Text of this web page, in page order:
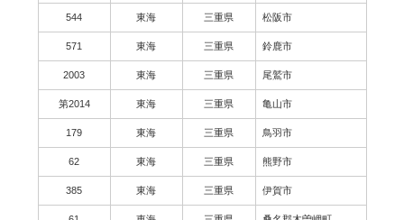
544 東海 三重県 松阪市
571 東海 三重県 鈴鹿市
2003 東海 三重県 尾鷲市
第2014 東海 三重県 亀山市
179 東海 三重県 鳥羽市
62 東海 三重県 熊野市
385 東海 三重県 伊賀市